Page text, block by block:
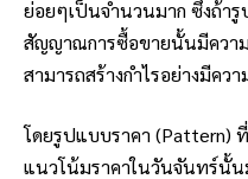
ย่อยๆเป็นจำนวนมาก ซึ่งถ้า
สัญญาณการซื้อขายนั้นมีความ
สามารถสร้างกำไรอย่างมีคว
โดยรูปแบบราคา (Pattern)
แนวโน้มราคาในวันจันทร์นั้